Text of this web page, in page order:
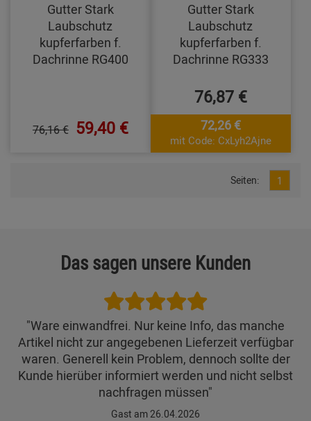
Gutter Stark
Laubschutz
kupferfarben f.
Dachrinne RG400
76,16 € 59,40 €
Gutter Stark
Laubschutz
kupferfarben f.
Dachrinne RG333
76,87 €
72,26 €
mit Code: CxLyh2Ajne
Seiten: 1
Das sagen unsere Kunden
"Ware einwandfrei. Nur keine Info, das manche
Artikel nicht zur angegebenen Lieferzeit verfügbar
waren. Generell kein Problem, dennoch sollte der
Kunde hierüber informiert werden und nicht selbst
nachfragen müssen"
Gast am 26.04.2026